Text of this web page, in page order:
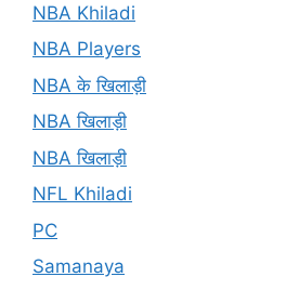
NBA Khiladi
NBA Players
NBA के खिलाड़ी
NBA खिलाड़ी
NBA खिलाड़ी
NFL Khiladi
PC
Samanaya